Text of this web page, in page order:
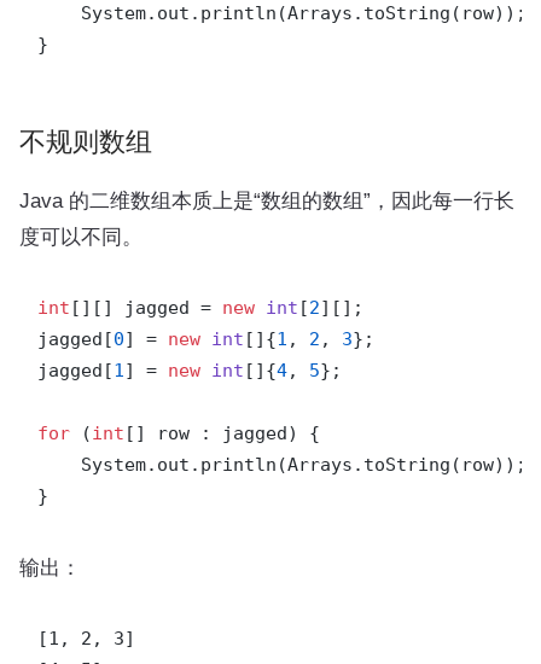
    System.out.println(Arrays.toString(row));
不规则数组
Java 的二维数组本质上是“数组的数组”，因此每一行长
度可以不同。
int [][] jagged = new int [2][];
jagged[0] = new int []{1 , 2 , 3};
jagged[1] = new int []{4, 5};
for (int [] row : jagged) {
    System.out.println(Arrays.toString(row));
输出：
[1, 2, 3]